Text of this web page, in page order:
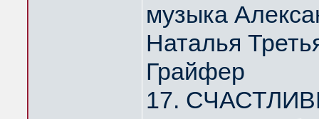
музыка
Наталья
Грайфер
17.